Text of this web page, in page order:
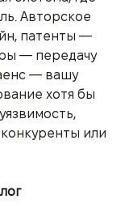
Авторское
патенты —
— передачу
— вашу
хотя бы
или